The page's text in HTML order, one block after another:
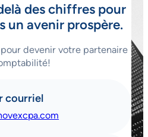
des chiffres pour
un avenir prospère.
devenir votre partenaire
courriel